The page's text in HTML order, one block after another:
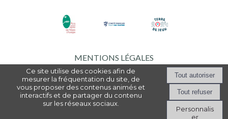
MENTIONS LÉGALES
Création et hébergement du site Internet réalisé par Net15 -Site
administrable CMS propulsé par WebSee Mairie
Conditions Générales
d'Utilisation-Gérer les cookies
Ce site utilise des cookies afin de
mesurer la fréquentation du site, de
vous proposer des contenus animés et
interactifs et de partager du contenu
sur les réseaux sociaux.
Personnalis
er